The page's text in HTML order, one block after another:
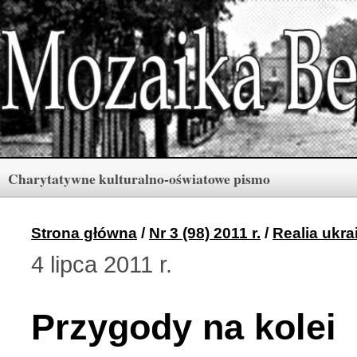
Charytatywne kulturalno-oświatowe pismo
Rubryki
Berdyczów w kronikach
Numery
1 (164) 2026 r. (10)
Menu
Polski informator
Strona główna / Nr 3 (98) 2011 r. / Realia
4 lipca 2011 r.
Przygody na kolei